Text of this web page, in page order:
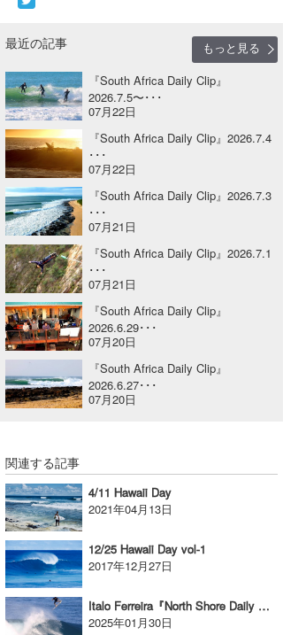
最近の記事
もっと見る
『South Africa Daily Clip』
2026.7.5〜･･･
07月22日
『South Africa Daily Clip』2026.7.4
･･･
07月22日
『South Africa Daily Clip』2026.7.3
･･･
07月21日
『South Africa Daily Clip』2026.7.1
･･･
07月21日
『South Africa Daily Clip』
2026.6.29･･･
07月20日
『South Africa Daily Clip』
2026.6.27･･･
07月20日
関連する記事
4/11 Hawaii Day
2021年04月13日
12/25 Hawaii Day vol-1
2017年12月27日
Italo Ferreira『North Shore Daily Clip』2025.1.21 @ OTW
2025年01月30日
Yoshiyuki Obata
arukasvision
DELTA FORCE SURF
CBA Films
熊谷素子
WAVAL
中浦“JET”章
嵯峨明日香
進士剛光
田原啓江
植村未来
NOBUFUKU
大野”MAR”修聖
喜納海人
☆加藤
+☆maki☆+
Aichan
chan-U
ECE
G◎Da
H
KID
KOBU
MIN
OYZ
S.K
Soulman
VAGY
waka☆=
波伝説